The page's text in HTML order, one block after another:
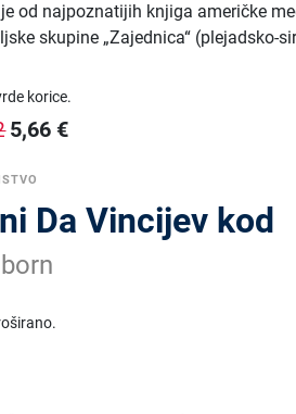
je od najpoznatijih knjiga američke
skupine „Zajednica“ (plejadsko-
korice.
5,66 €
Da Vincijev kod